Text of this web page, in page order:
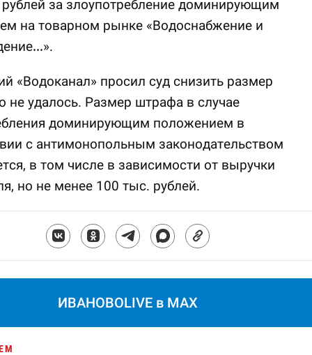
за злоупотребление доминирующим
на товарном рынке «Водоснабжение и
«Водоканал» просил суд снизить размер
не удалось. Размер штрафа в случае
доминирующим положением в
с антимонопольным законодательством
в том числе в зависимости от выручки
но не менее 100 тыс. рублей.
ИВАНОВОLIVE в MAX